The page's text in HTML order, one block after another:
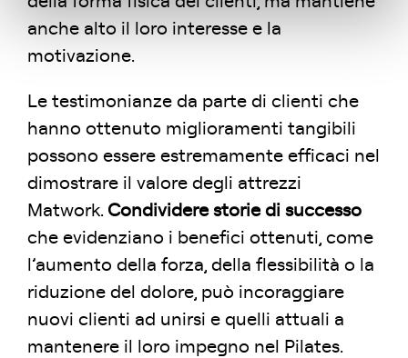
anche alto il loro interesse e la
motivazione.
Le testimonianze da parte di clienti che
hanno ottenuto miglioramenti tangibili
possono essere estremamente efficaci nel
dimostrare il valore degli attrezzi
Matwork. Condividere storie di successo
che evidenziano i benefici ottenuti, come
l’aumento della forza, della flessibilità o la
riduzione del dolore, può incoraggiare
nuovi clienti ad unirsi e quelli attuali a
mantenere il loro impegno nel Pilates.